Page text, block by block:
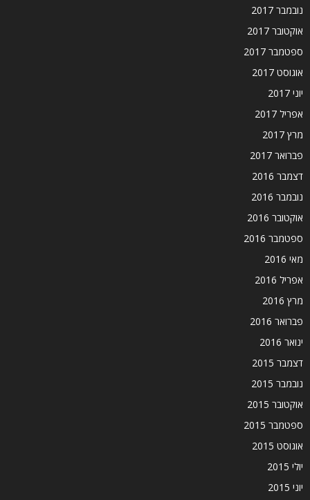
נובמבר 2017
אוקטובר 2017
ספטמבר 2017
אוגוסט 2017
יוני 2017
אפריל 2017
מרץ 2017
פברואר 2017
דצמבר 2016
נובמבר 2016
אוקטובר 2016
ספטמבר 2016
מאי 2016
אפריל 2016
מרץ 2016
פברואר 2016
ינואר 2016
דצמבר 2015
נובמבר 2015
אוקטובר 2015
ספטמבר 2015
אוגוסט 2015
יולי 2015
יוני 2015